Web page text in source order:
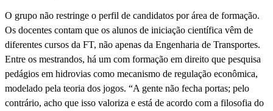
O grupo não restringe o perfil de candidatos por área de formação.
Os docentes contam que os alunos de iniciação científica vêm de
diferentes cursos da FT, não apenas da Engenharia de Transportes.
Entre os mestrandos, há um com formação em direito que pesquisa
pedágios em hidrovias como mecanismo de regulação econômica,
modelado pela teoria dos jogos. “A gente não fecha portas; pelo
contrário, acho que isso valoriza e está de acordo com a filosofia do